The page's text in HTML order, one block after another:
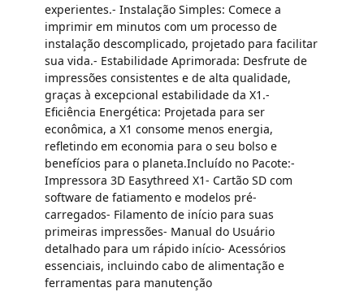
experientes.- Instalação Simples: Comece a
imprimir em minutos com um processo de
instalação descomplicado, projetado para facilitar
sua vida.- Estabilidade Aprimorada: Desfrute de
impressões consistentes e de alta qualidade,
graças à excepcional estabilidade da X1.-
Eficiência Energética: Projetada para ser
econômica, a X1 consome menos energia,
refletindo em economia para o seu bolso e
benefícios para o planeta.Incluído no Pacote:-
Impressora 3D Easythreed X1- Cartão SD com
software de fatiamento e modelos pré-
carregados- Filamento de início para suas
primeiras impressões- Manual do Usuário
detalhado para um rápido início- Acessórios
essenciais, incluindo cabo de alimentação e
ferramentas para manutenção